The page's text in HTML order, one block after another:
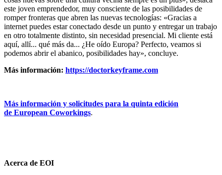
este joven emprendedor, muy consciente de las posibilidades de
romper fronteras que abren las nuevas tecnologías: «Gracias a
internet puedes estar conectado desde un punto y entregar un trabajo
en otro totalmente distinto, sin necesidad presencial. Mi cliente está
aquí, allí... qué más da... ¿He oído Europa? Perfecto, veamos si
podemos abrir el abanico, posibilidades hay», concluye.
Más información: https://doctorkeyframe.com
Más información y solicitudes para la quinta edición
de European Coworkings.
Acerca de EOI